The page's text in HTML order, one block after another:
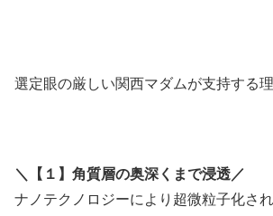
選定眼の厳しい関西マダムが支持する
＼【１】角質層の奥深くまで浸透／
ナノテクノロジーにより超微粒子化さ